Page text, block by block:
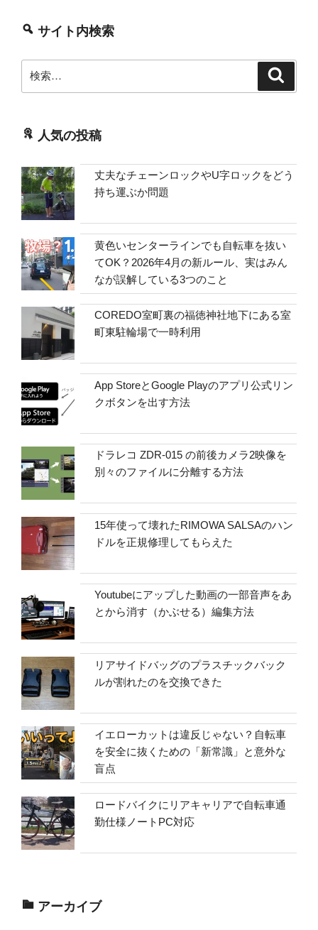
サイト内検索
索:
人気の投稿
丈夫なチェーンロックやU字ロックをどう
持ち運ぶか問題
黄色いセンターラインでも自転車を抜い
てOK？2026年4月の新ルール、実はみん
なが誤解している3つのこと
COREDO室町裏の福徳神社地下にある室
町東駐輪場で一時利用
App StoreとGoogle Playのアプリ公式リン
クボタンを出す方法
ドラレコ ZDR-015 の前後カメラ2映像を
別々のファイルに分離する方法
15年使って壊れたRIMOWA SALSAのハン
ドルを正規修理してもらえた
Youtubeにアップした動画の一部音声をあ
とから消す（かぶせる）編集方法
リアサイドバッグのプラスチックバック
ルが割れたのを交換できた
イエローカットは違反じゃない？自転車
を安全に抜くための「新常識」と意外な
盲点
ロードバイクにリアキャリアで自転車通
勤仕様ノートPC対応
アーカイブ